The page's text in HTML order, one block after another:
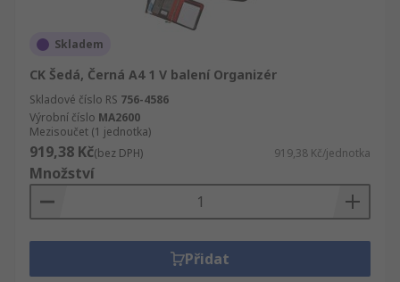
Skladem
CK Šedá, Černá A4 1 V balení Organizér
Skladové číslo RS 756-4586
Výrobní číslo MA2600
Mezisoučet (1 jednotka)
919,38 Kč(bez DPH) 919,38 Kč/jednotka
Množství
Přidat